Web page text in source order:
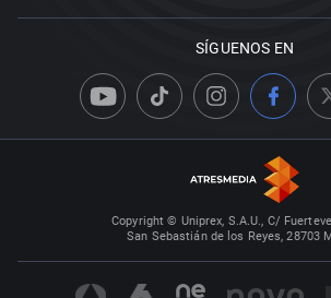
SÍGUENOS EN
Copyright © Uniprex, S.A.U., C/
San Sebastián de los Reyes, 28703